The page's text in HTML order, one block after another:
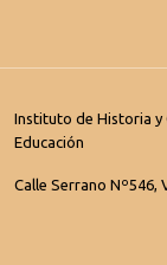
Instituto de Historia y
Educación
Calle Serrano Nº546,